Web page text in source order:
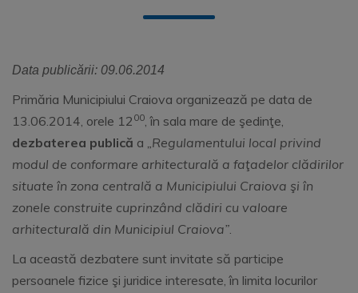
Data publicării: 09.06.2014
Primăria Municipiului Craiova organizează pe data de
13.06.2014, orele 12 00, în sala mare de şedinţe,
dezbaterea publică a „Regulamentului local privind
modul de conformare arhitecturală a faţadelor clădirilor
situate în zona centrală a Municipiului Craiova şi în
zonele construite cuprinzând clădiri cu valoare
arhitecturală din Municipiul Craiova”.
La această dezbatere sunt invitate să participe
persoanele fizice şi juridice interesate, în limita locurilor